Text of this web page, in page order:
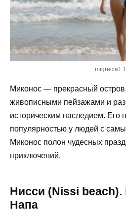
migrecia1 1
Миконос — прекрасный
живописными пейзажами и
историческим наследием. Его
популярностью у людей с
Миконос полон чудесных
приключений.
Нисси (Nissi beach).
Напа